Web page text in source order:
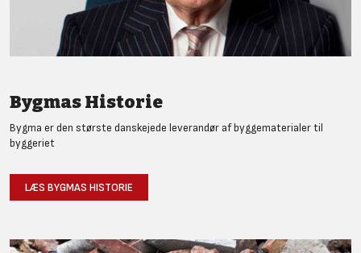
Bygmas Historie
Bygma er den største danskejede leverandør af byggematerialer til
byggeriet
LÆS BYGMAS HISTORIE